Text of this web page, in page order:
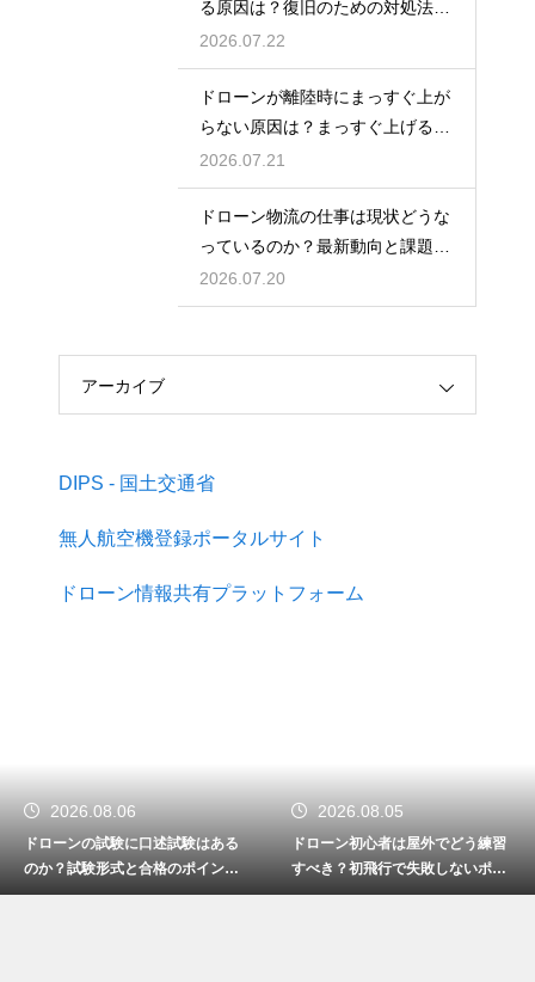
る原因は？復旧のための対処法を
解説
2026.07.22
ドローンが離陸時にまっすぐ上が
らない原因は？まっすぐ上げるた
めのコツを解説
2026.07.21
ドローン物流の仕事は現状どうな
っているのか？最新動向と課題を
解説
2026.07.20
アーカイブ
DIPS - 国土交通省
無人航空機登録ポータルサイト
ドローン情報共有プラットフォーム
2026.08.06
ドローンの試験に口述試験はある
のか？試験形式と合格のポイント
を解説
2026.08.05
ドローン初心者は屋外でどう練習
すべき？初飛行で失敗しないポイ
ント